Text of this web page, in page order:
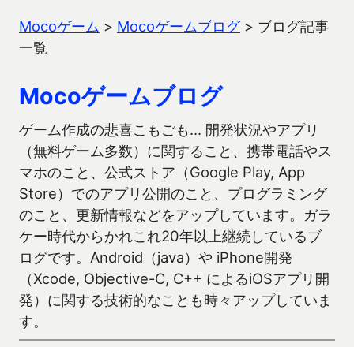
Mocoゲーム > Mocoゲームブログ> ブログ記事
一覧
Mocoゲームブログ
ゲーム作成の悲喜こもごも… 開発状況やアプリ
（無料ゲーム多数）に関すること、携帯電話やス
マホのこと、公式ストア（Google Play, App
Store）でのアプリ公開のこと、プログラミング
のこと、更新情報などをアップしています。ガラ
ケー時代からかれこれ20年以上継続しているブ
ログです。Android（java）や iPhone開発
（Xcode, Objective-C, C++ によるiOSアプリ開
発）に関する技術的なことも時々アップしていま
す。